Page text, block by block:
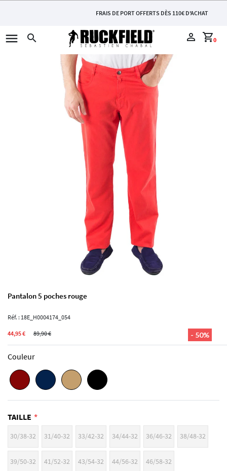
FRAIS DE PORT OFFERTS DÈS 110€ D'ACHAT
menu search perm_identity 0
shopping_cart
Pantalon 5 poches rouge
Réf. : 18E_H0004174_054
- 50%
44,95 € 89,90 €
Couleur
TAILLE
30/38-32 31/40-32 33/42-32 34/44-32 36/46-32 38/48-32
39/50-32 41/52-32 43/54-32 44/56-32 46/58-32